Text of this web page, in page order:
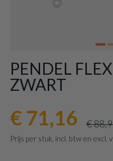
PENDEL
ZWART
€ 71,16 €
Prijs per stuk, incl. btw en excl.